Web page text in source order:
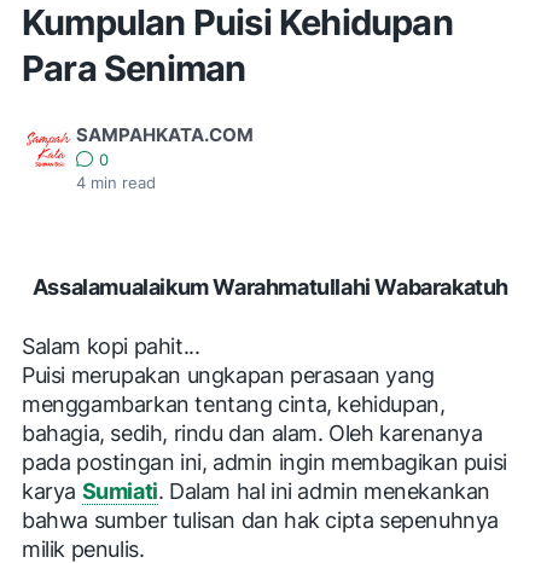
Kumpulan Puisi Kehidupan
Para Seniman
SAMPAHKATA.COM
0
4 min read
Assalamualaikum Warahmatullahi Wabarakatuh
Salam kopi pahit...
Puisi merupakan ungkapan perasaan yang
menggambarkan tentang cinta, kehidupan,
bahagia, sedih, rindu dan alam. Oleh karenanya
pada postingan ini, admin ingin membagikan puisi
karya Sumiati. Dalam hal ini admin menekankan
bahwa sumber tulisan dan hak cipta sepenuhnya
milik penulis.